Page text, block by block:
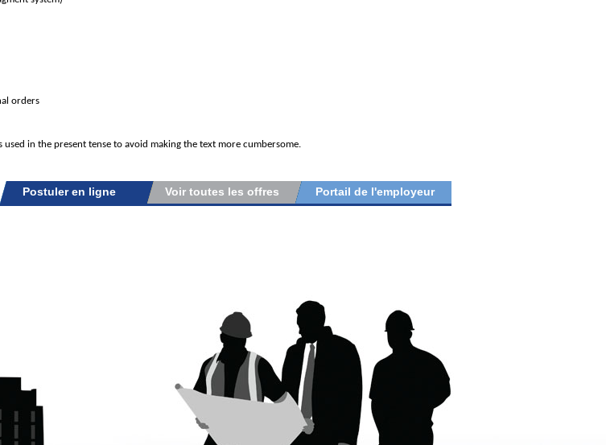
orders
used in the present tense to avoid making the text more cumbersome.
Portail de l'employeur
Voir toutes les offres
Postuler en ligne